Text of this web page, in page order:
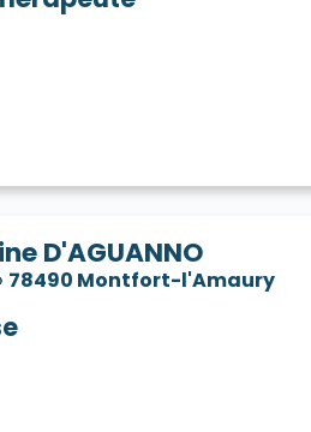
D'AGUANNO
78490 Montfort-l'Amaury